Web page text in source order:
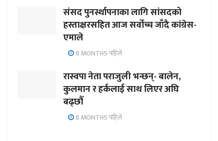
संसद पुनर्स्थापनाका लागि सांसदको
हस्ताक्षरसहित आज सर्वोच्च जाँदै कांग्रेस-
एमाले
8 MONTHS पहिले
रास्वपा नेता पराजुली भन्छन्- बालेन,
कुलमान र हर्कलाई साथ लिएर अघि
बढ्छौँ
8 MONTHS पहिले